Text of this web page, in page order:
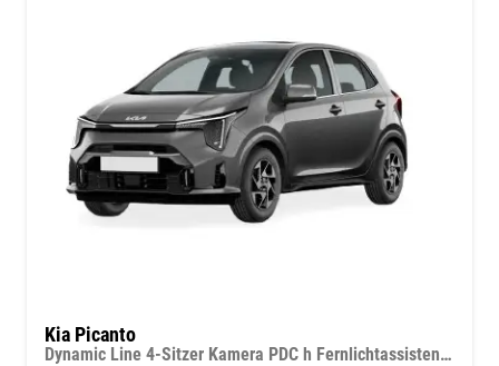
Kia Picanto
Dynamic Line 4-Sitzer Kamera PDC h Fernlichtassistent Tempomat